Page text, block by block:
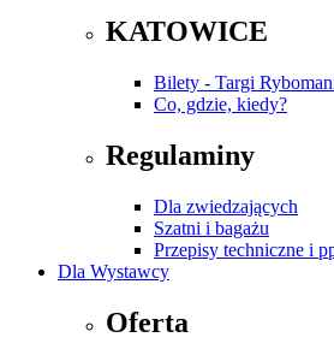
KATOWICE
Bilety - Targi
Co, gdzie, kiedy?
Regulaminy
Dla zwiedzających
Szatni i bagażu
Przepisy techniczne i
Dla Wystawcy
Oferta